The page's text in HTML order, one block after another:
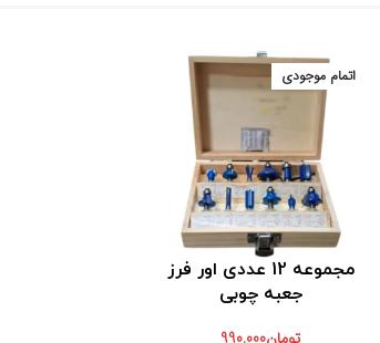
اتمام موجودی
مجموعه 12 عددی اور فرز
جعبه چوبی